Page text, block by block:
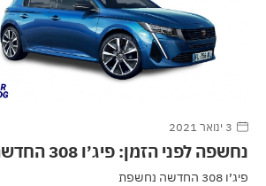
3 ינואר 2021
נחשפה לפני הזמן: פיג׳ו 308 החדשה
פיג׳ו 308 החדשה נחשפת